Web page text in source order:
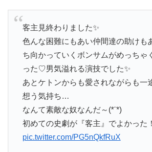
客主見終わりました✨
色んな困難にもあい仲間達の助けも
ち向かっていくボンサムがめっちゃ
った♡男気溢れる演技でした✨
あとケトンからも愛されながらも一
想う気持ち…
なんて素敵な奴なんだ～(*¨*)
初めての史劇が『客主』でよかった
pic.twitter.com/PG5nQkfRuX